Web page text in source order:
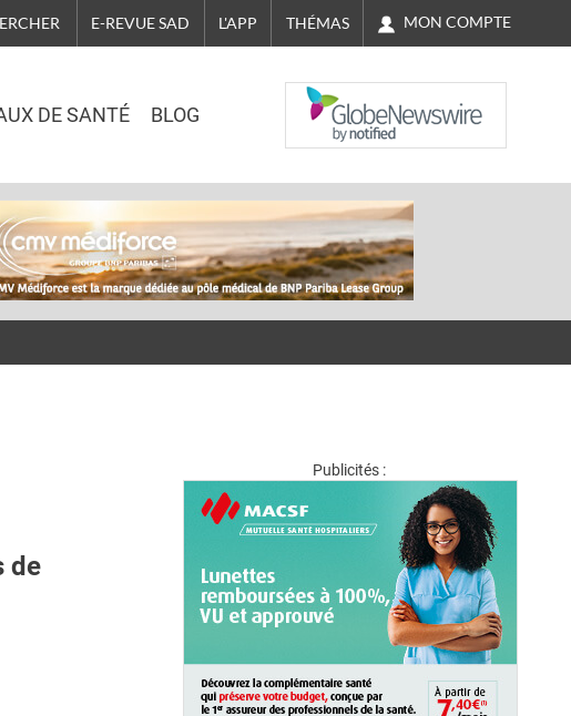
E-REVUE SAD L'APP THÉMAS MON COMPTE
DE SANTÉ BLOG
NASDAQ
de
Publicités :